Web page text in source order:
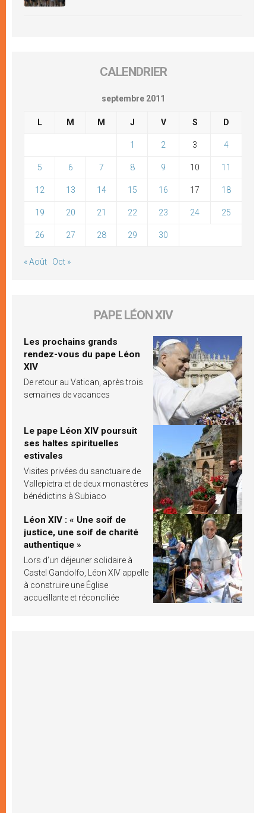
CALENDRIER
septembre 2011
L M M J V S D
1 2 3 4
5 6 7 8 9 10 11
12 13 14 15 16 17 18
19 20 21 22 23 24 25
26 27 28 29 30
« Août Oct »
PAPE LÉON XIV
Les prochains grands
rendez-vous du pape Léon
XIV
De retour au Vatican, après trois
semaines de vacances
Le pape Léon XIV poursuit
ses haltes spirituelles
estivales
Visites privées du sanctuaire de
Vallepietra et de deux monastères
bénédictins à Subiaco
Léon XIV : « Une soif de
justice, une soif de charité
authentique »
Lors d’un déjeuner solidaire à
Castel Gandolfo, Léon XIV appelle
à construire une Église
accueillante et réconciliée